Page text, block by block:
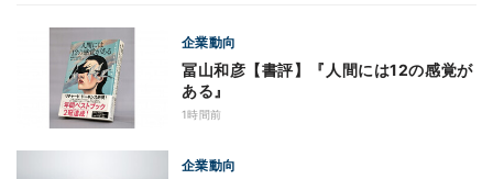
企業動向
冨山和彦【書評】『人間には12の感覚が
ある』
1時間前
企業動向